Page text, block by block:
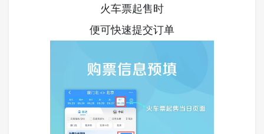
火车票起售时
便可快速提交订单